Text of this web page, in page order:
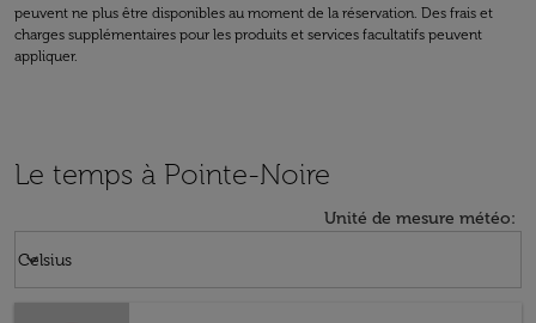
peuvent ne plus être disponibles au moment de la réservation. Des frais et
charges supplémentaires pour les produits et services facultatifs peuvent
appliquer.
Le temps à Pointe-Noire
Unité de mesure météo:
Celsius
keyboard_arrow_down